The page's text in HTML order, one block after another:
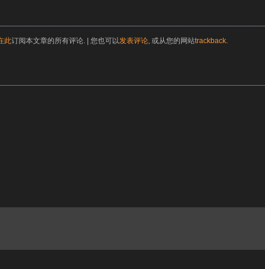
此订阅本文章的所有评论. | 您也可以 发表评论 , 或从您的网站trackback